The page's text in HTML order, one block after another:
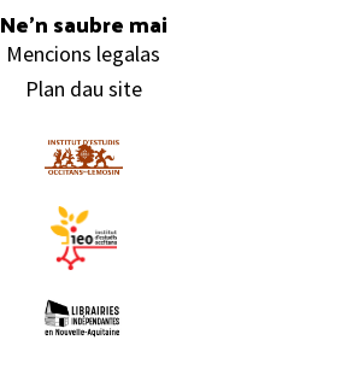
Ne’n saubre mai
Mencions legalas
Plan dau site